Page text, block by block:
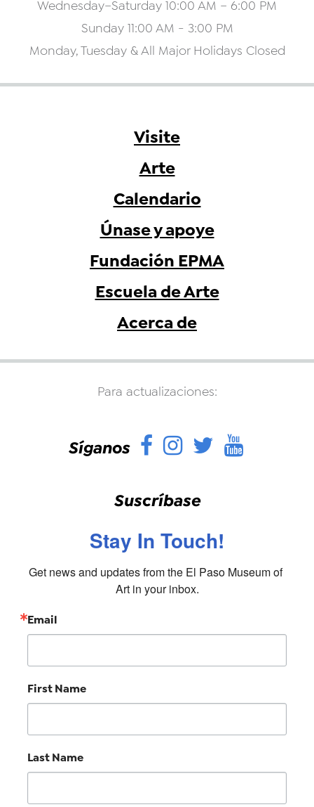
Wednesday–Saturday 10:00 AM – 6:00 PM
Sunday 11:00 AM - 3:00 PM
Monday, Tuesday & All Major Holidays Closed
Visite
Arte
Calendario
Únase y apoye
Fundación EPMA
Escuela de Arte
Acerca de
Para actualizaciones:
Síganos Facebook
Instagram
Twitter
Suscríbase
Stay In Touch!
Get news and updates from the El Paso Museum of
Art in your inbox.
Email
First Name
Last Name